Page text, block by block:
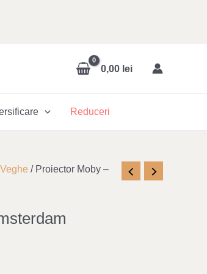
0,00 lei
Reduceri
/ Proiector Moby –